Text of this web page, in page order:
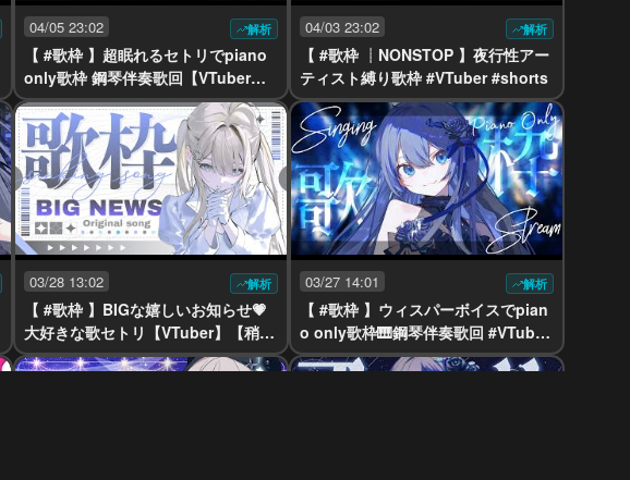
04/05 23:02 解析
【 #歌枠 】超眠れるセトリでpiano
only歌枠 鋼琴伴奏歌回【VTuber】
【稍麦】
04/03 23:02 解析
【 #歌枠 ┊︎NONSTOP 】夜行性アー
ティスト縛り歌枠 #VTuber #shorts
03/28 13:02 解析
【 #歌枠 】BIGな嬉しいお知らせ💗
大好きな歌セトリ【VTuber】【稍
麦】
03/27 14:01 解析
【 #歌枠 】ウィスパーボイスでpian
o only歌枠🎹鋼琴伴奏歌回 #VTuber
#稍麦